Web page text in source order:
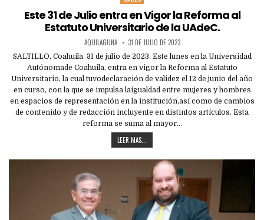
Este 31 de Julio entra en Vigor la Reforma al
Estatuto Universitario de la UAdeC.
AQUILAGUNA 31 DE JULIO DE 2023
SALTILLO, Coahuila. 31 de julio de 2023. Este lunes en la Universidad
Autónomade Coahuila, entra en vigor la Reforma al Estatuto
Universitario, la cual tuvodeclaración de validez el 12 de junio del año
en curso, con la que se impulsa laigualdad entre mujeres y hombres
en espacios de representación en la institución,así como de cambios
de contenido y de redacción incluyente en distintos artículos. Esta
reforma se suma al mayor…
LEER MAS...